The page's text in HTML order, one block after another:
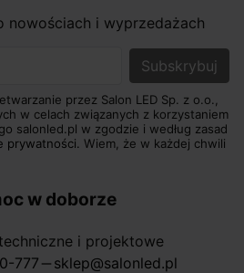
nowościach i wyprzedażach
przez Salon LED Sp. z o.o.,
w celach związanych z korzystaniem
salonled.pl w zgodzie i według zasad
prywatności. Wiem, że w każdej chwili
w doborze
i projektowe
777 horizontal_rule sklep@salonled.pl